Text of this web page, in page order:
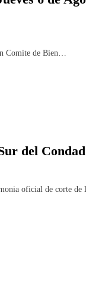
Comite de Bien…
del
oficial de corte